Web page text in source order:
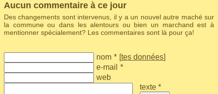
Aucun commentaire à ce jour
Des changements sont intervenus, il y a un nouvel autre maché sur
la commune ou dans les alentours ou bien un marchand est à
mentionner spécialement? Les commentaires sont là pour ça!
nom * [tes données]
e-mail *
web
texte *